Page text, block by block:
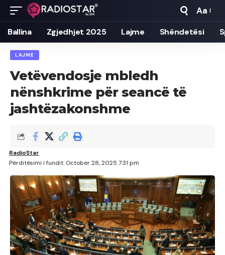
Font
Resizer
Aa
Ballina Zgjedhjet 2025 Lajme Shëndetësi
LAJME
Vetëvendosje mbledh
nënshkrime për seancë të
jashtëzakonshme
Përditësimi i fundit: October 28, 2025 7:31 pm
RadioStar